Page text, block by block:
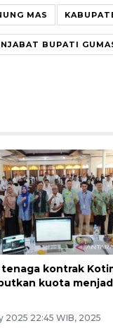
MAS
BUPATI
tenaga kontrak
kuota
2025 22:45 WIB, 2025